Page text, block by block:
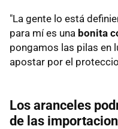
"La gente lo está
para mí es una bonita
pongamos las pilas en
apostar por el
Los aranceles
de las